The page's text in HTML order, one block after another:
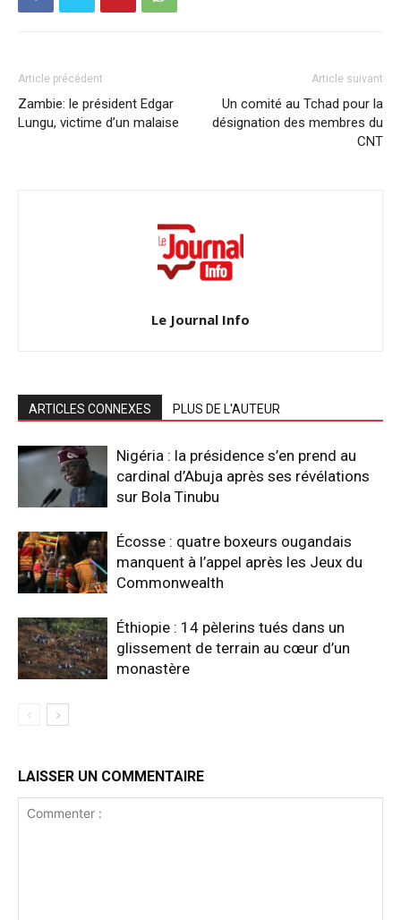
Article précédent
Zambie: le président Edgar
Lungu, victime d’un malaise
Article suivant
Un comité au Tchad pour la
désignation des membres du
CNT
Le Journal Info
ARTICLES CONNEXES PLUS DE L'AUTEUR
Nigéria : la présidence s’en prend au
cardinal d’Abuja après ses révélations
sur Bola Tinubu
Écosse : quatre boxeurs ougandais
manquent à l’appel après les Jeux du
Commonwealth
Éthiopie : 14 pèlerins tués dans un
glissement de terrain au cœur d’un
monastère
LAISSER UN COMMENTAIRE